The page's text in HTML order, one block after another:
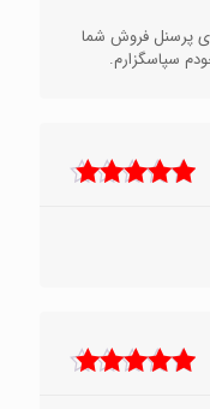
پرسنل فروش شما
سپاسگزارم.